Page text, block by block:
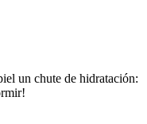
un chute de hidratación: